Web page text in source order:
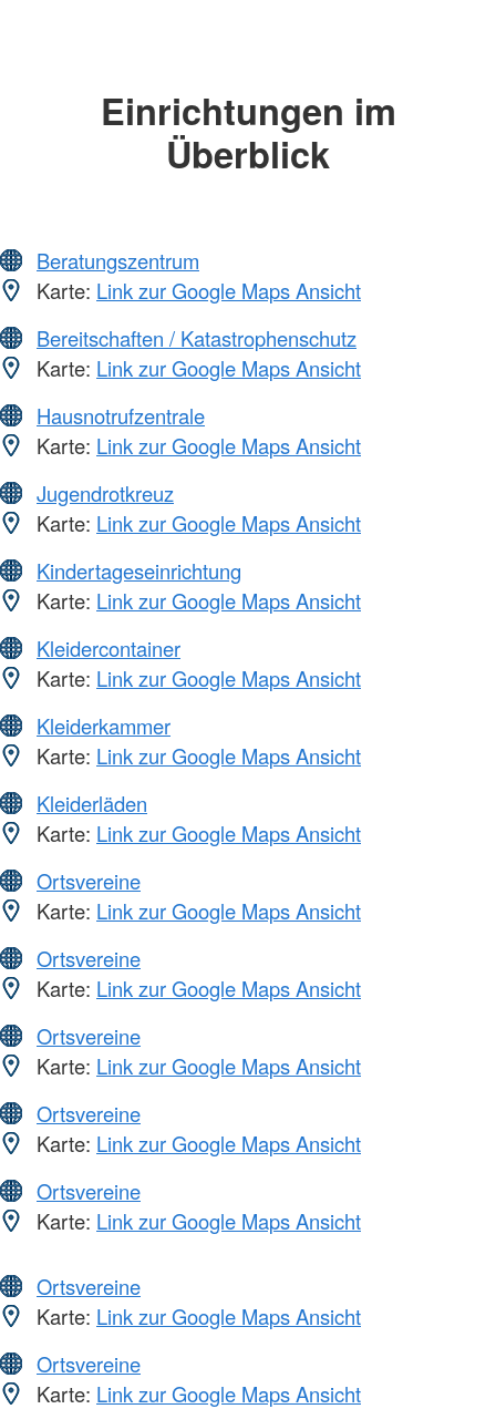
Einrichtungen im
Überblick
Beratungszentrum
Karte: Link zur Google Maps Ansicht
Bereitschaften / Katastrophenschutz
Karte: Link zur Google Maps Ansicht
Hausnotrufzentrale
Karte: Link zur Google Maps Ansicht
Jugendrotkreuz
Karte: Link zur Google Maps Ansicht
Kindertageseinrichtung
Karte: Link zur Google Maps Ansicht
Kleidercontainer
Karte: Link zur Google Maps Ansicht
Kleiderkammer
Karte: Link zur Google Maps Ansicht
Kleiderläden
Karte: Link zur Google Maps Ansicht
Ortsvereine
Karte: Link zur Google Maps Ansicht
Ortsvereine
Karte: Link zur Google Maps Ansicht
Ortsvereine
Karte: Link zur Google Maps Ansicht
Ortsvereine
Karte: Link zur Google Maps Ansicht
Ortsvereine
Karte: Link zur Google Maps Ansicht
Ortsvereine
Karte: Link zur Google Maps Ansicht
Ortsvereine
Karte: Link zur Google Maps Ansicht